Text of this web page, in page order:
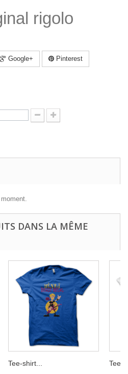
rigolo
Google+ Pinterest
DANS LA MÊME
Tee-shirt... Tee-